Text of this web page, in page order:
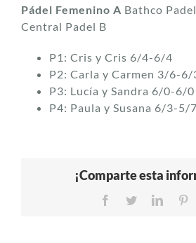
Pádel Femenino A Bathco
Central Padel B
P1: Cris y Cris 6/4-6/4
P2: Carla y Carmen 3/6-
P3: Lucía y Sandra 6/0-6/0
P4: Paula y Susana 6/3-5/
¡Comparte esta
Facebook
Twitter